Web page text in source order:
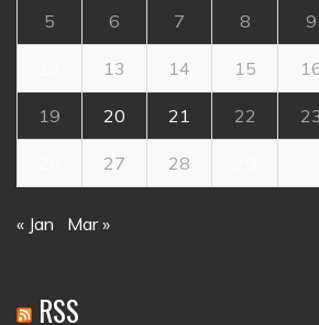
5 6 7 8 9
13 14 15
19 20 21 22 23
27 28
« Jan Mar »
RSS